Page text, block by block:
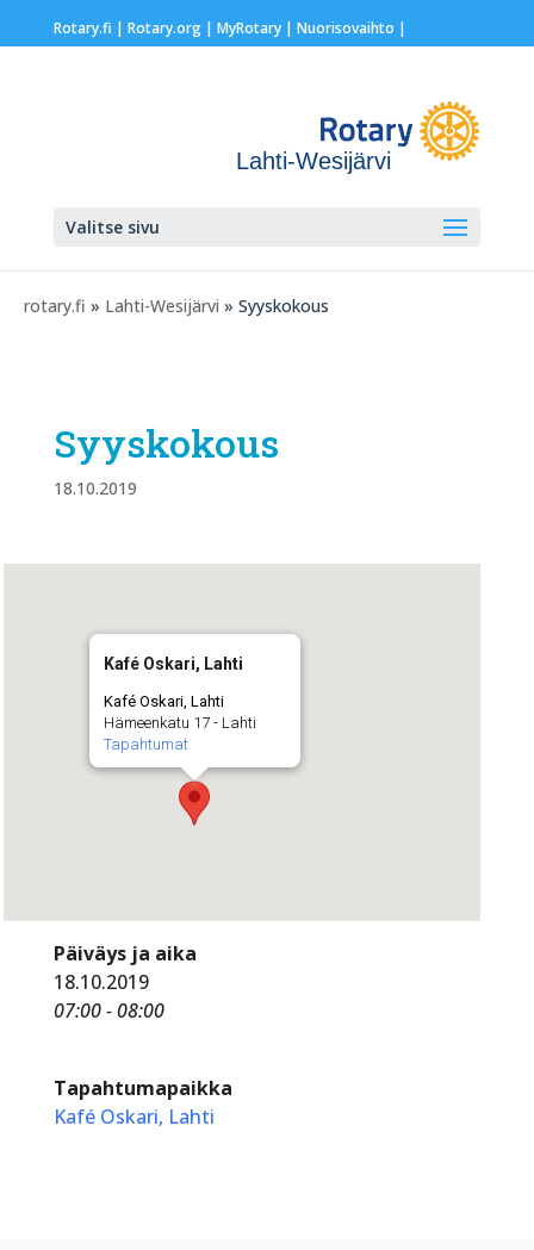
Rotary.fi | Rotary.org| MyRotary | Nuorisovaihto |
Lahti-Wesijärvi
Valitse sivu
rotary.fi » Lahti-Wesijärvi » Syyskokous
Syyskokous
18.10.2019
Kafé Oskari, Lahti
Kafé Oskari, Lahti
Hämeenkatu 17 - Lahti
Tapahtumat
Päiväys ja aika
18.10.2019
07:00 - 08:00
Tapahtumapaikka
Kafé Oskari, Lahti